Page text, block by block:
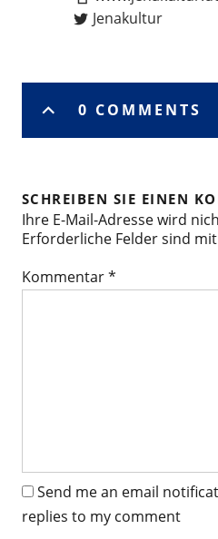
Jenakultur
0 COMMENTS
SCHREIBEN SIE EINEN
Ihre E-Mail-Adresse wird
Erforderliche Felder sind mit
Kommentar*
Send me an email
replies to my comment